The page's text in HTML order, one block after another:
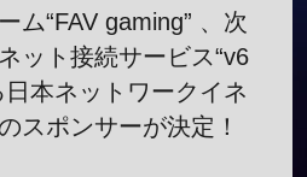
ム“FAV gaming” 、次
ット接続サービス“v6
本ネットワークイネ
スポンサーが決定！